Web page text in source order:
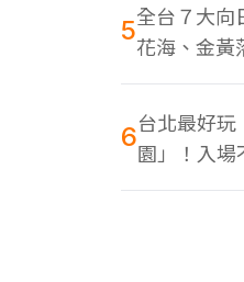
5全台７大向
花海、金黃
同框
6台北最好
園」！入場
幕Switch遊